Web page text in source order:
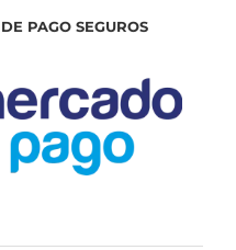
PAGO SEGUROS